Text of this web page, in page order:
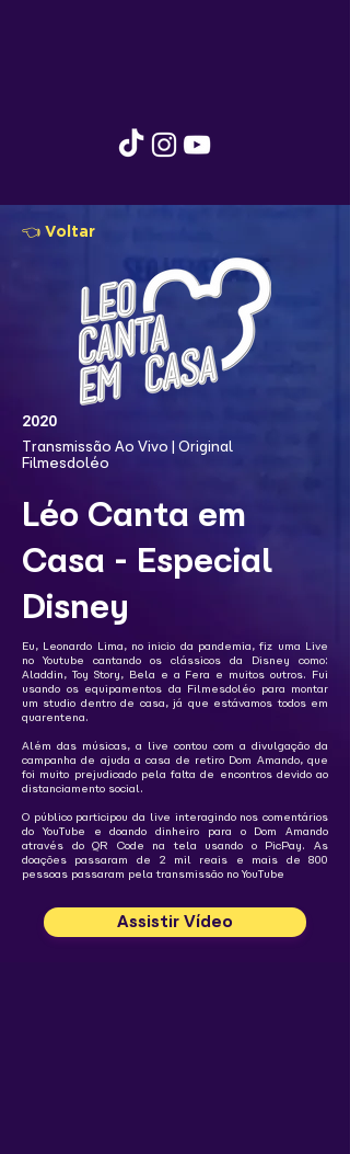
👈 Voltar
2020
Transmissão Ao Vivo | Original
Filmesdoléo
Léo Canta em
Casa - Especial
Disney
Eu, Leonardo Lima, no inicio da pandemia, fiz uma Live
no Youtube cantando os clássicos da Disney como:
Aladdin, Toy Story, Bela e a Fera e muitos outros. Fui
usando os equipamentos da Filmesdoléo para montar
um studio dentro de casa, já que estávamos todos em
quarentena.
Além das músicas, a live contou com a divulgação da
campanha de ajuda a casa de retiro Dom Amando, que
foi muito prejudicado pela falta de encontros devido ao
distanciamento social.
O público participou da live interagindo nos comentários
do YouTube e doando dinheiro para o Dom Amando
através do QR Code na tela usando o PicPay. As
doações passaram de 2 mil reais e mais de 800
pessoas passaram pela transmissão no YouTube
Assistir Vídeo